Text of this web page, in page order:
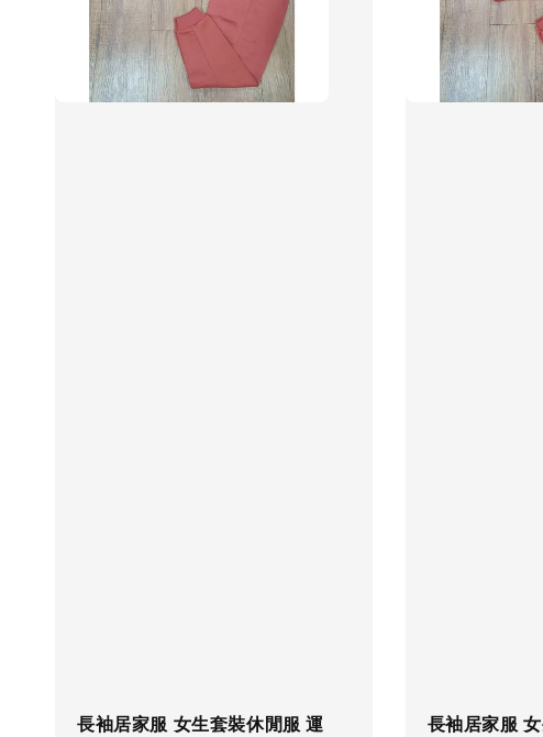
長袖居家服 女生套裝休閒服 運
長袖居家服